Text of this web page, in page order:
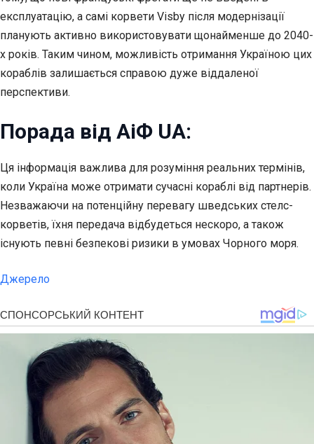
експлуатацію, а самі корвети Visby після модернізації
планують активно використовувати щонайменше до 2040-
х років. Таким чином, можливість отримання Україною цих
кораблів залишається справою дуже віддаленої
перспективи.
Порада від АіФ UA:
Ця інформація важлива для розуміння реальних термінів,
коли Україна може отримати сучасні кораблі від партнерів.
Незважаючи на потенційну перевагу шведських стелс-
корветів, їхня передача відбудеться нескоро, а також
існують певні безпекові ризики в умовах Чорного моря.
Джерело